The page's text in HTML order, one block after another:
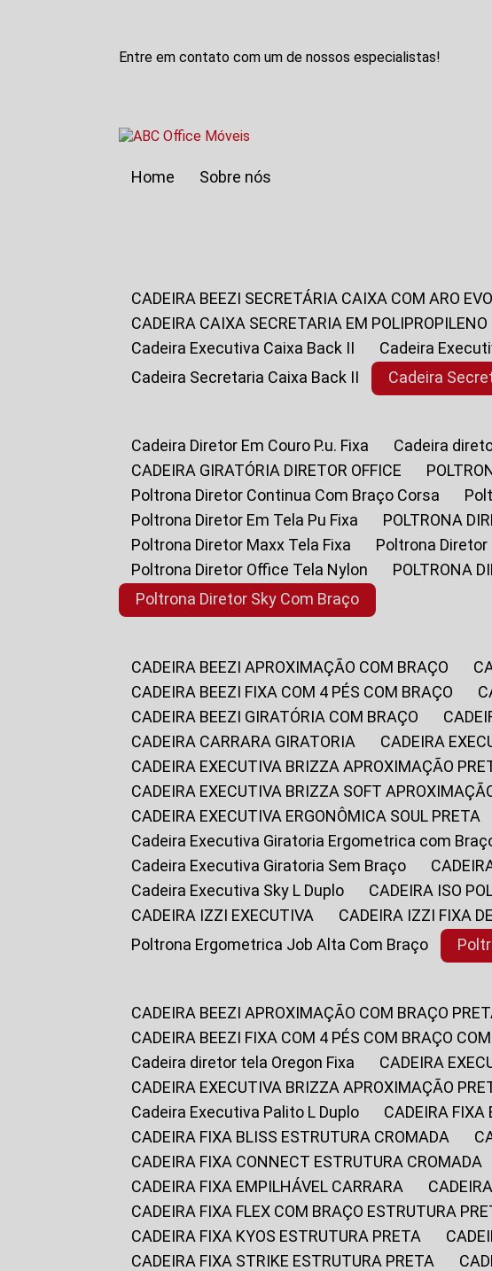
Entre em contato com um de nossos especialistas!
Home
Sobre nós
CADEIRA BEEZI SECRETÁRIA CAIXA COM ARO
CADEIRA CAIXA SECRETARIA EM POLIPROPILENO
Cadeira Executiva Caixa Back II
Cadeira
Cadeira Secretaria Caixa Back II
Cadeira
Cadeira Diretor Em Couro P.u. Fixa
Cadeira
CADEIRA GIRATÓRIA DIRETOR OFFICE
Poltrona Diretor Continua Com Braço Corsa
Poltrona Diretor Em Tela Pu Fixa
POLTRONA
Poltrona Diretor Maxx Tela Fixa
Poltrona
Poltrona Diretor Office Tela Nylon
POLTRONA
Poltrona Diretor Sky Com Braço
CADEIRA BEEZI APROXIMAÇÃO COM BRAÇO
CADEIRA BEEZI FIXA COM 4 PÉS COM BRAÇO
CADEIRA BEEZI GIRATÓRIA COM BRAÇO
CADEIRA CARRARA GIRATORIA
CADEIRA
CADEIRA EXECUTIVA BRIZZA APROXIMAÇÃO
CADEIRA EXECUTIVA BRIZZA SOFT
CADEIRA EXECUTIVA ERGONÔMICA SOUL PRETA
Cadeira Executiva Giratoria Ergometrica com
Cadeira Executiva Giratoria Sem Braço
Cadeira Executiva Sky L Duplo
CADEIRA ISO
CADEIRA IZZI EXECUTIVA
CADEIRA IZZI FIXA
Poltrona Ergometrica Job Alta Com Braço
CADEIRA BEEZI APROXIMAÇÃO COM BRAÇO
CADEIRA BEEZI FIXA COM 4 PÉS COM BRAÇO
Cadeira diretor tela Oregon Fixa
CADEIRA
CADEIRA EXECUTIVA BRIZZA APROXIMAÇÃO
Cadeira Executiva Palito L Duplo
CADEIRA
CADEIRA FIXA BLISS ESTRUTURA CROMADA
CADEIRA FIXA CONNECT ESTRUTURA CROMADA
CADEIRA FIXA EMPILHÁVEL CARRARA
CADEIRA FIXA FLEX COM BRAÇO ESTRUTURA
CADEIRA FIXA KYOS ESTRUTURA PRETA
CADEIRA FIXA STRIKE ESTRUTURA PRETA